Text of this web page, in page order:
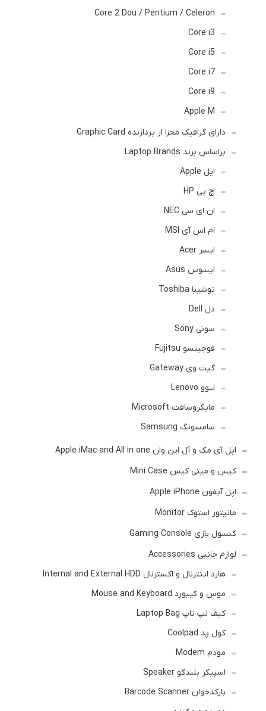
Core 2 Dou / Pentium / Celeron
Core i3
Core i5
Core i7
Core i9
Apple M
دارای گرافیک مجزا از پردازنده Graphic Card
براساس برند Laptop Brands
اپل Apple
اچ پی HP
ان ای سی NEC
ام اس آی MSI
ایسر Acer
ایسوس Asus
توشیبا Toshiba
دل Dell
سونی Sony
فوجیتسو Fujitsu
گیت وی Gateway
لنوو Lenovo
مایکروسافت Microsoft
سامسونگ Samsung
اپل آی مک و آل این وان Apple iMac and All in one
کیس و مینی کیس Mini Case
اپل آیفون Apple iPhone
مانیتور استوک Monitor
کنسول بازی Gaming Console
لوازم جانبی Accessories
هارد اینترنال و اکسترنال Internal and External HDD
موس و کیبورد Mouse and Keyboard
کیف لپ تاپ Laptop Bag
کول پد Coolpad
مودم Modem
اسپیکر بلندگو Speaker
بارکدخوان Barcode Scanner